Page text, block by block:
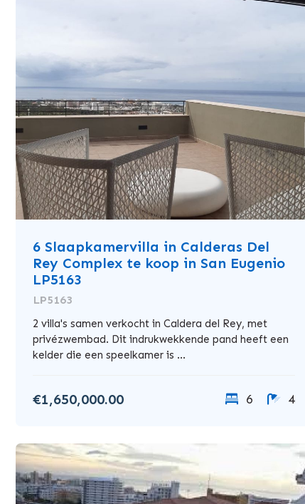
6 Slaapkamervilla in Calderas Del
Rey Complex te koop in San Eugenio
LP5163
LP5163
2 villa's samen verkocht in Caldera del Rey, met
privézwembad. Dit indrukwekkende pand heeft een
kelder die een speelkamer is ...
€1,650,000.00 6 4